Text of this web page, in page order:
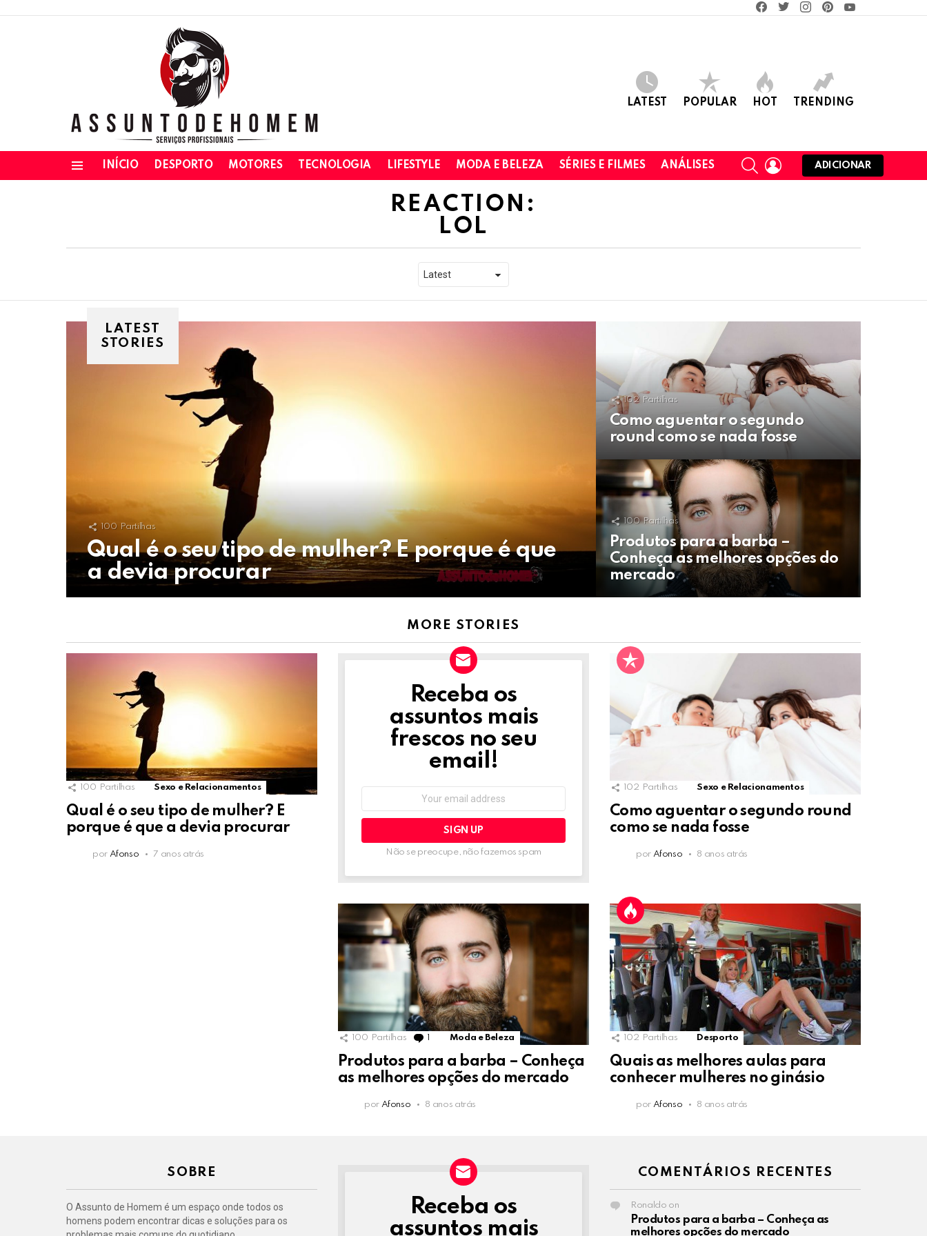
LATEST POPULAR HOT TRENDING
INÍCIO DESPORTO MOTORES TECNOLOGIA LIFESTYLE MODA E BELEZA SÉRIES E FILMES ANÁLISES
SEARCHLOGIN
ADICIONAR
REACTION:
LOL
LATEST
STORIES
100 Partilhas
Qual é o seu tipo de mulher? E porque é que
a devia procurar
102 Partilhas
Como aguentar o segundo
round como se nada fosse
100 Partilhas
Produtos para a barba –
Conheça as melhores opções do
mercado
MORE STORIES
100 Partilhas Sexo e Relacionamentos
Qual é o seu tipo de mulher? E
porque é que a devia procurar
por Afonso 7 anos atrás
NEWSLETTERReceba os
assuntos mais
frescos no seu
email!
Não se preocupe, não fazemos spam
102 Partilhas Sexo e Relacionamentos
Como aguentar o segundo round
como se nada fosse
por Afonso 8 anos atrás
100 Partilhas 1 Comment
Moda e Beleza
Produtos para a barba – Conheça
as melhores opções do mercado
por Afonso 8 anos atrás
102 Partilhas Desporto
Quais as melhores aulas para
conhecer mulheres no ginásio
por Afonso 8 anos atrás
SOBRE
O Assunto de Homem é um espaço onde todos os
homens podem encontrar dicas e soluções para os
NEWSLETTERReceba os
assuntos mais
COMENTÁRIOS RECENTES
Ronaldo on
Produtos para a barba – Conheça as
melhores opções do mercado